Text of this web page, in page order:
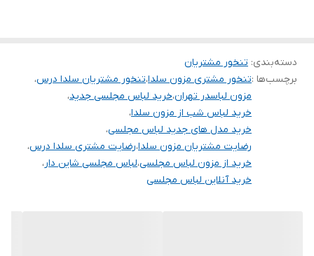
آنها درج شده است چون این سایت امکان مرجوع ندارد و فقط امکان
تعویض سایز دارد.
دسته‌بندی: تنخور مشتریان
برچسب‌ها :تنخور مشتری مزون سلدا،تنخور مشتریان سلدا درس،
مزون لباسدر تهران،خرید لباس مجلسی جدید،
خرید لباس شب از مزون سلدا،
خرید مدل های جدید لباس مجلسی،
رضایت مشتریان مزون سلدا،رضایت مشتری سلدا درس،
خرید از مزون لباس مجلسی،لباس مجلسی شاین دار،
خرید آنلاین لباس مجلسی